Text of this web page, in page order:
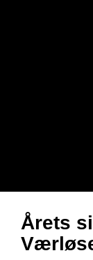
Årets